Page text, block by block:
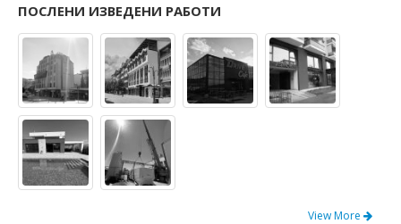
ПОСЛЕНИ ИЗВЕДЕНИ РАБОТИ
View More